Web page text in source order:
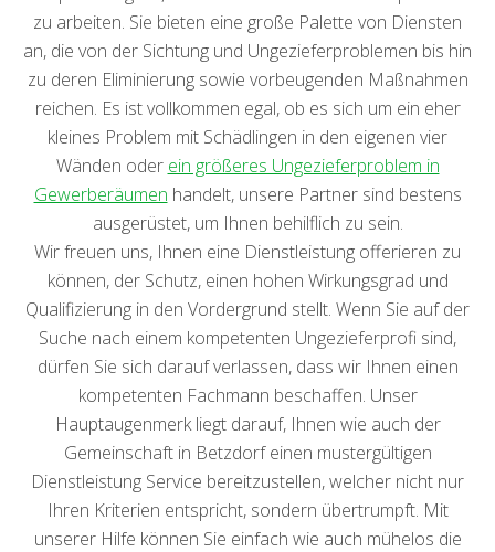
zu arbeiten. Sie bieten eine große Palette von Diensten
an, die von der Sichtung und Ungezieferproblemen bis hin
zu deren Eliminierung sowie vorbeugenden Maßnahmen
reichen. Es ist vollkommen egal, ob es sich um ein eher
kleines Problem mit Schädlingen in den eigenen vier
Wänden oder ein größeres Ungezieferproblem in
Gewerberäumen handelt, unsere Partner sind bestens
ausgerüstet, um Ihnen behilflich zu sein.
Wir freuen uns, Ihnen eine Dienstleistung offerieren zu
können, der Schutz, einen hohen Wirkungsgrad und
Qualifizierung in den Vordergrund stellt. Wenn Sie auf der
Suche nach einem kompetenten Ungezieferprofi sind,
dürfen Sie sich darauf verlassen, dass wir Ihnen einen
kompetenten Fachmann beschaffen. Unser
Hauptaugenmerk liegt darauf, Ihnen wie auch der
Gemeinschaft in Betzdorf einen mustergültigen
Dienstleistung Service bereitzustellen, welcher nicht nur
Ihren Kriterien entspricht, sondern übertrumpft. Mit
unserer Hilfe können Sie einfach wie auch mühelos die